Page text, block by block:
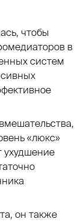
чтобы
в
систем
«люкс»
ухудшение
он также